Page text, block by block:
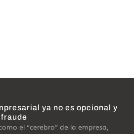
ya no es opcional y
el “cerebro” de la empresa,